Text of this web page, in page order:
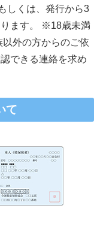
しくは、発行から3
ます。 ※18歳未満
外の方からのご依
できる連絡を求め
て